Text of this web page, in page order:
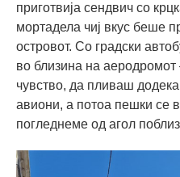
приготвија сендвич со
мортадела чиј вкус беше
островот. Со градски
во близина на аеродромот
чувство, да пливаш
авиони, а потоа пешки се
погледнеме од агол